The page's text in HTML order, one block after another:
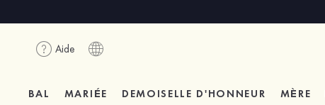
Aide
BAL MARIÉE DEMOISELLE D'HONNEUR MÈRE